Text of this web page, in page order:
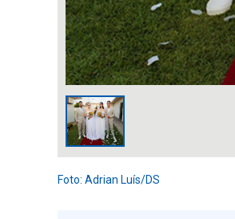
Foto: Adrian Luís/DS